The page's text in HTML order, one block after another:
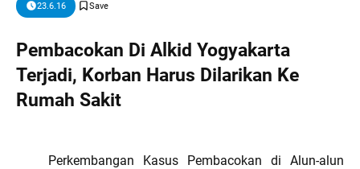
23.6.16
Pembacokan Di Alkid Yogyakarta
Terjadi, Korban Harus Dilarikan Ke
Rumah Sakit
Perkembangan Kasus Pembacokan di Alun-alun